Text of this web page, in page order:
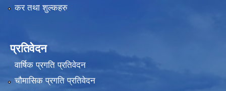
कर तथा शुल्कहरु
प्रतिवेदन
वार्षिक प्रगति प्रतिवेदन
चौमासिक प्रगति प्रतिवेदन